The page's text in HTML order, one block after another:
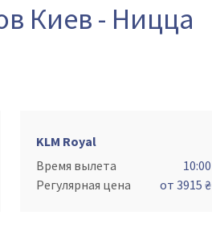
Киев - Ницца
KLM Royal
Время вылета
10:00
Регулярная цена
от 3915 ₴